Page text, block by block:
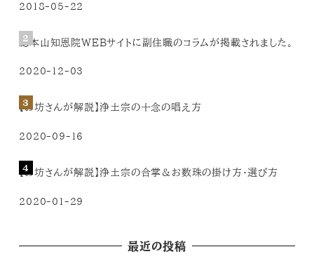
2018-05-22
総本山知恩院WEBサイトに副住職のコラムが掲載されました。
2020-12-03
【お坊さんが解説】浄土宗の十念の唱え方
2020-09-16
【お坊さんが解説】浄土宗の合掌＆お数珠の掛け方・選び方
2020-01-29
最近の投稿